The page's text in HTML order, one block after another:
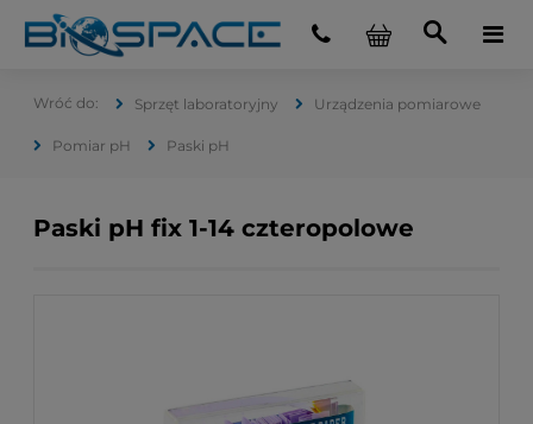
Sprzęt laboratoryjny Urządzenia pomiarowe
Pomiar pH Paski pH
Paski pH fix 1-14 czteropolowe